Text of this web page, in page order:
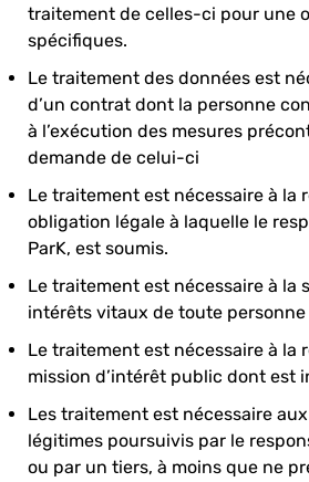
traitement de celles-ci pour une
spécifiques.
Le traitement des données est
d’un contrat dont la personne
à l’exécution des mesures
demande de celui-ci
Le traitement est nécessaire à la
obligation légale à laquelle le
ParK, est soumis.
Le traitement est nécessaire à la
intérêts vitaux de toute
Le traitement est nécessaire à la
mission d’intérêt public dont est
Les traitement est nécessaire
légitimes poursuivis par le
ou par un tiers, à moins que ne